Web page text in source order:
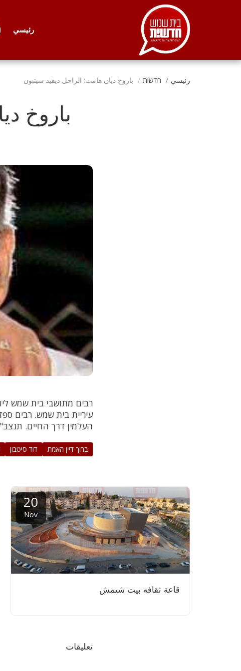
رئيسي
رئيسي חדשות باروخ ديان هامت: الراحل ديفيد سيتبون
باروخ
רבים מתושבי בית שמש
עיריית בית שמש. רבים
העלמין דרך החיים.
ברוך דיין האמת דוד סיטבון
20
Nov
قاعة ثقافة بيت شيمش
تعليقات